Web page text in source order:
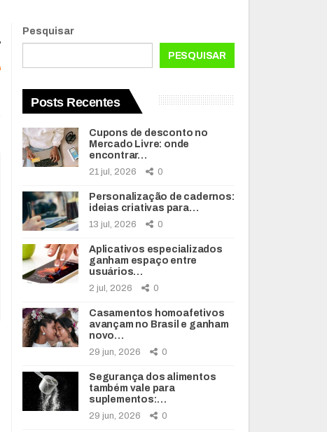
Pesquisar
PESQUISAR
Posts Recentes
Cupons de desconto no
Mercado Livre: onde
encontrar…
21 jul, 2026 0
Personalização de cadernos:
ideias criativas para…
13 jul, 2026 0
Aplicativos especializados
ganham espaço entre
usuários…
2 jul, 2026 0
Casamentos homoafetivos
avançam no Brasil e ganham
novo…
29 jun, 2026 0
Segurança dos alimentos
também vale para
suplementos:…
29 jun, 2026 0